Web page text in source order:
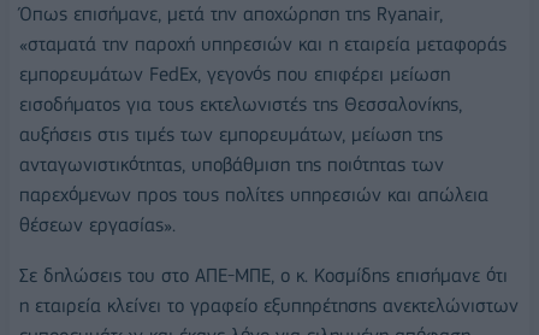
Όπως επισήμανε, μετά την αποχώρηση της Ryanair,
«σταματά την παροχή υπηρεσιών και η εταιρεία μεταφοράς
εμπορευμάτων FedEx, γεγονός που επιφέρει μείωση
εισοδήματος για τους εκτελωνιστές της Θεσσαλονίκης,
αυξήσεις στις τιμές των εμπορευμάτων, μείωση της
ανταγωνιστικότητας, υποβάθμιση της ποιότητας των
παρεχόμενων προς τους πολίτες υπηρεσιών και απώλεια
θέσεων εργασίας».
Σε δηλώσεις του στο ΑΠΕ-ΜΠΕ, ο κ. Κοσμίδης επισήμανε ότι
η εταιρεία κλείνει το γραφείο εξυπηρέτησης ανεκτελώνιστων